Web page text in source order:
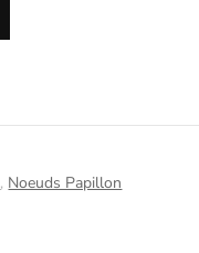
, Noeuds Papillon